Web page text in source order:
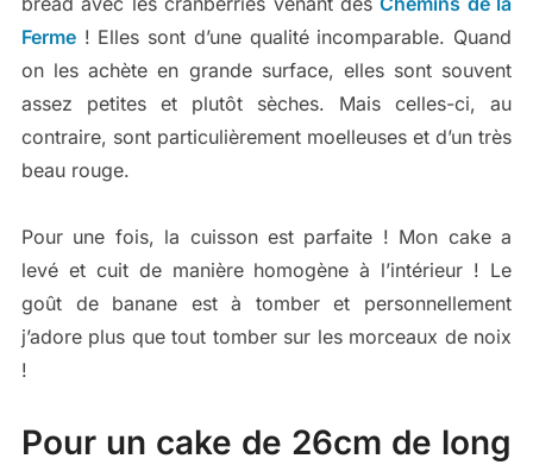
Ferme! Elles sont d’une qualité incomparable. Quand
on les achète en grande surface, elles sont souvent
assez petites et plutôt sèches. Mais celles-ci, au
contraire, sont particulièrement moelleuses et d’un très
beau rouge.
Pour une fois, la cuisson est parfaite ! Mon cake a
levé et cuit de manière homogène à l’intérieur ! Le
goût de banane est à tomber et personnellement
j’adore plus que tout tomber sur les morceaux de noix
!
Pour un cake de 26cm de long